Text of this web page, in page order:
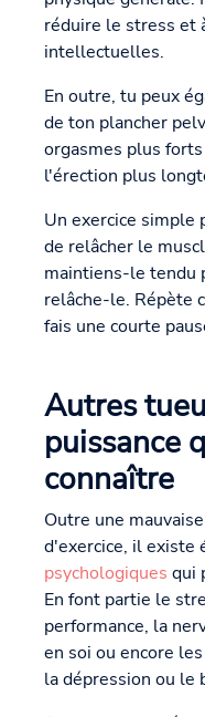
réduire le stress et
intellectuelles.
En outre, tu peux
de ton plancher
orgasmes plus
l'érection plus
Un exercice simple
de relâcher le
maintiens-le tendu
relâche-le. Répète
fais une courte
Autres
puissance
connaître
Outre une
d'exercice, il existe
psychologiques qui
En font partie le
performance, la
en soi ou encore
la dépression ou le